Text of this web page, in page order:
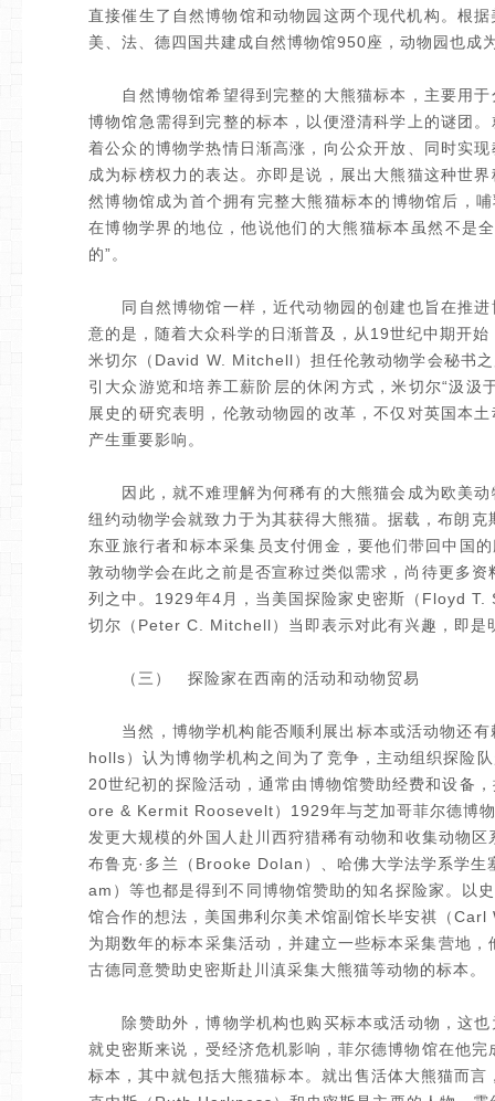
直接催生了自然博物馆和动物园这两个现代机构。根
美、法、德四国共建成自然博物馆950座，动物园也成
自然博物馆希望得到完整的大熊猫标本，主要用于
博物馆急需得到完整的标本，以便澄清科学上的谜团
着公众的博物学热情日渐高涨，向公众开放、同时实
成为标榜权力的表达。亦即是说，展出大熊猫这种世
然博物馆成为首个拥有完整大熊猫标本的博物馆后，
在博物学界的地位，他说他们的大熊猫标本虽然不是
的”。
同自然博物馆一样，近代动物园的创建也旨在推进
意的是，随着大众科学的日渐普及，从19世纪中期开
米切尔（David W. Mitchell）担任伦敦动物学会秘书
引大众游览和培养工薪阶层的休闲方式，米切尔“汲
展史的研究表明，伦敦动物园的改革，不仅对英国本
产生重要影响。
因此，就不难理解为何稀有的大熊猫会成为欧美动
纽约动物学会就致力于为其获得大熊猫。据载，布朗
东亚旅行者和标本采集员支付佣金，要他们带回中国
敦动物学会在此之前是否宣称过类似需求，尚待更多
列之中。1929年4月，当美国探险家史密斯（Floyd T.
切尔（Peter C. Mitchell）当即表示对此有兴趣，即是
（三） 探险家在西南的活动和动物贸易
当然，博物学机构能否顺利展出标本或活动物还有
holls）认为博物学机构之间为了竞争，主动组织探险
20世纪初的探险活动，通常由博物馆赞助经费和设备
ore & Kermit Roosevelt）1929年与芝加哥菲尔德博
发更大规模的外国人赴川西狩猎稀有动物和收集动物
布鲁克·多兰（Brooke Dolan）、哈佛大学法学系学
am）等也都是得到不同博物馆赞助的知名探险家。以
馆合作的想法，美国弗利尔美术馆副馆长毕安祺（
为期数年的标本采集活动，并建立一些标本采集营地
古德同意赞助史密斯赴川滇采集大熊猫等动物的标本。
除赞助外，博物学机构也购买标本或活动物，这也
就史密斯来说，受经济危机影响，菲尔德博物馆在他
标本，其中就包括大熊猫标本。就出售活体大熊猫而